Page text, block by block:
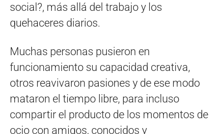
social?, más allá del trabajo y los
quehaceres diarios.
Muchas personas pusieron en
funcionamiento su capacidad creativa,
otros reavivaron pasiones y de ese modo
mataron el tiempo libre, para incluso
compartir el producto de los momentos de
ocio con amigos, conocidos y